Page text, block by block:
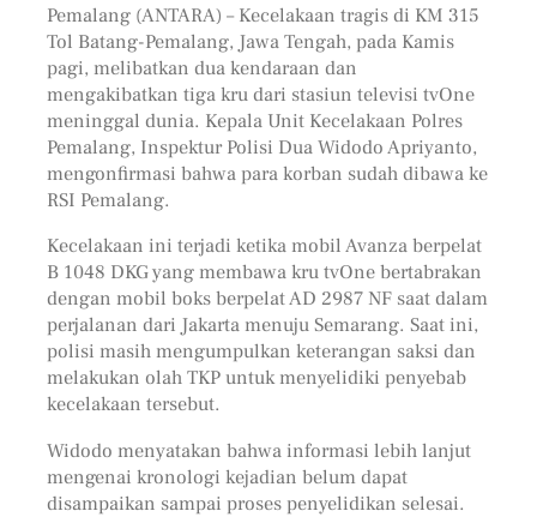
Pemalang (ANTARA) – Kecelakaan tragis di KM 315
Tol Batang-Pemalang, Jawa Tengah, pada Kamis
pagi, melibatkan dua kendaraan dan
mengakibatkan tiga kru dari stasiun televisi tvOne
meninggal dunia. Kepala Unit Kecelakaan Polres
Pemalang, Inspektur Polisi Dua Widodo Apriyanto,
mengonfirmasi bahwa para korban sudah dibawa ke
RSI Pemalang.
Kecelakaan ini terjadi ketika mobil Avanza berpelat
B 1048 DKG yang membawa kru tvOne bertabrakan
dengan mobil boks berpelat AD 2987 NF saat dalam
perjalanan dari Jakarta menuju Semarang. Saat ini,
polisi masih mengumpulkan keterangan saksi dan
melakukan olah TKP untuk menyelidiki penyebab
kecelakaan tersebut.
Widodo menyatakan bahwa informasi lebih lanjut
mengenai kronologi kejadian belum dapat
disampaikan sampai proses penyelidikan selesai.